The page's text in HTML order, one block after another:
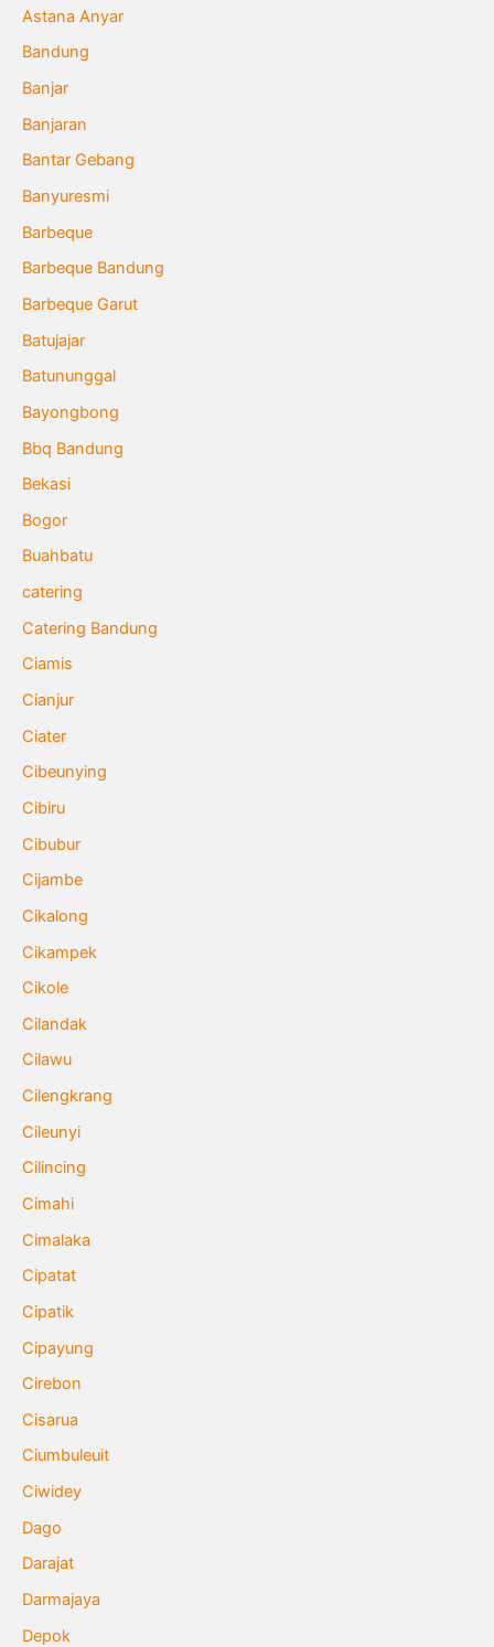
Astana Anyar
Bandung
Banjar
Banjaran
Bantar Gebang
Banyuresmi
Barbeque
Barbeque Bandung
Barbeque Garut
Batujajar
Batununggal
Bayongbong
Bbq Bandung
Bekasi
Bogor
Buahbatu
catering
Catering Bandung
Ciamis
Cianjur
Ciater
Cibeunying
Cibiru
Cibubur
Cijambe
Cikalong
Cikampek
Cikole
Cilandak
Cilawu
Cilengkrang
Cileunyi
Cilincing
Cimahi
Cimalaka
Cipatat
Cipatik
Cipayung
Cirebon
Cisarua
Ciumbuleuit
Ciwidey
Dago
Darajat
Darmajaya
Depok